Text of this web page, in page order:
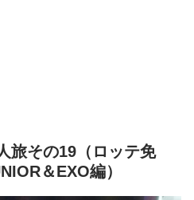
旅その19（ロッテ免
＆EXO編）